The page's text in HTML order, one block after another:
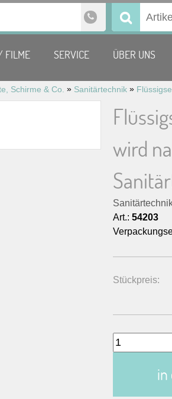
Suchen
FILME SERVICE ÜBER UNS
Schirme & Co. » Sanitärtechnik »
wird
Art.: 54203
Stückpreis: